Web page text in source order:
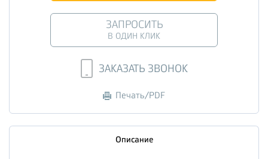
ЗАПРОСИТЬ
В ОДИН КЛИК
ЗАКАЗАТЬ ЗВОНОК
Печать/PDF
Описание